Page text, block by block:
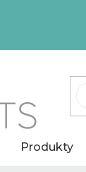
Produkty